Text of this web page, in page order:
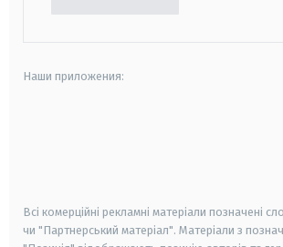
Наши приложения:
Всі комерційні рекламні матеріали позначені
чи "Партнерський матеріал". Матеріали з